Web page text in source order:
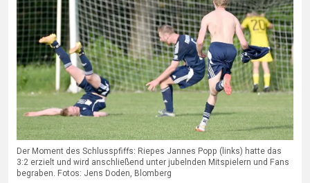
Der Moment des Schlusspfiffs: Riepes Jannes Popp (links) hatte das
3:2 erzielt und wird anschließend unter jubelnden Mitspielern und Fans
begraben. Fotos: Jens Doden, Blomberg